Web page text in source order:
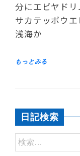
分にエビヤド
サカテッポウ
浅海か
日記検索